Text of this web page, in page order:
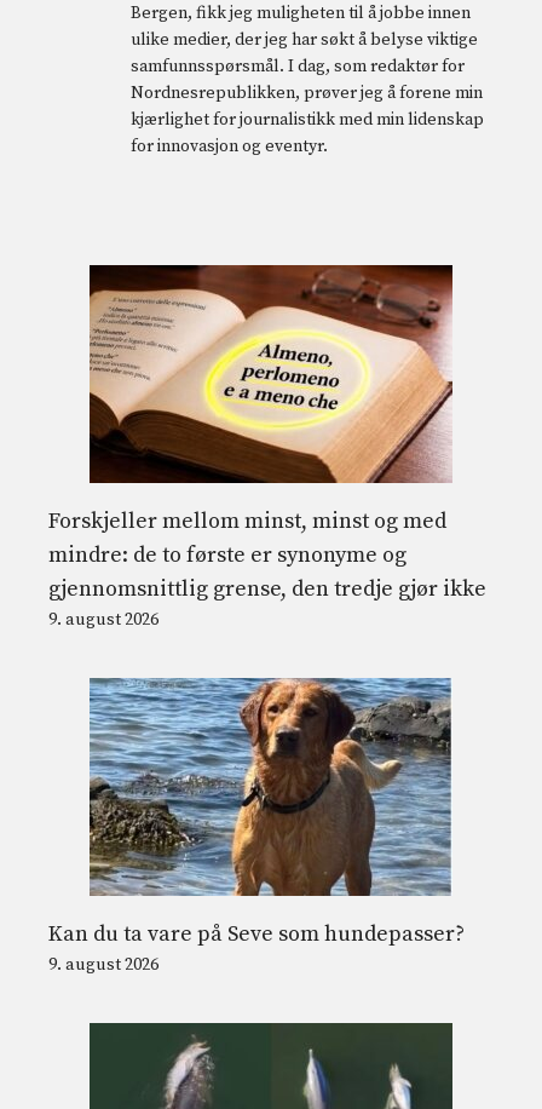
Bergen, fikk jeg muligheten til å jobbe innen
ulike medier, der jeg har søkt å belyse viktige
samfunnsspørsmål. I dag, som redaktør for
Nordnesrepublikken, prøver jeg å forene min
kjærlighet for journalistikk med min lidenskap
for innovasjon og eventyr.
Forskjeller mellom minst, minst og med
mindre: de to første er synonyme og
gjennomsnittlig grense, den tredje gjør ikke
9. august 2026
Kan du ta vare på Seve som hundepasser?
9. august 2026